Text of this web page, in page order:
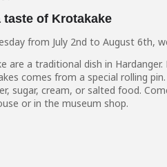
taste of Krotakake
from July 2nd to August 6th,
are a traditional dish in
comes from a special rolling
sugar, cream, or salted food.
or in the museum shop.